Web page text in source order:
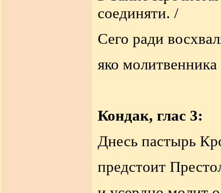
соединяти. /
Сего ради
яко
Кондак, глас 3:
Днесь пастырь
предстоит